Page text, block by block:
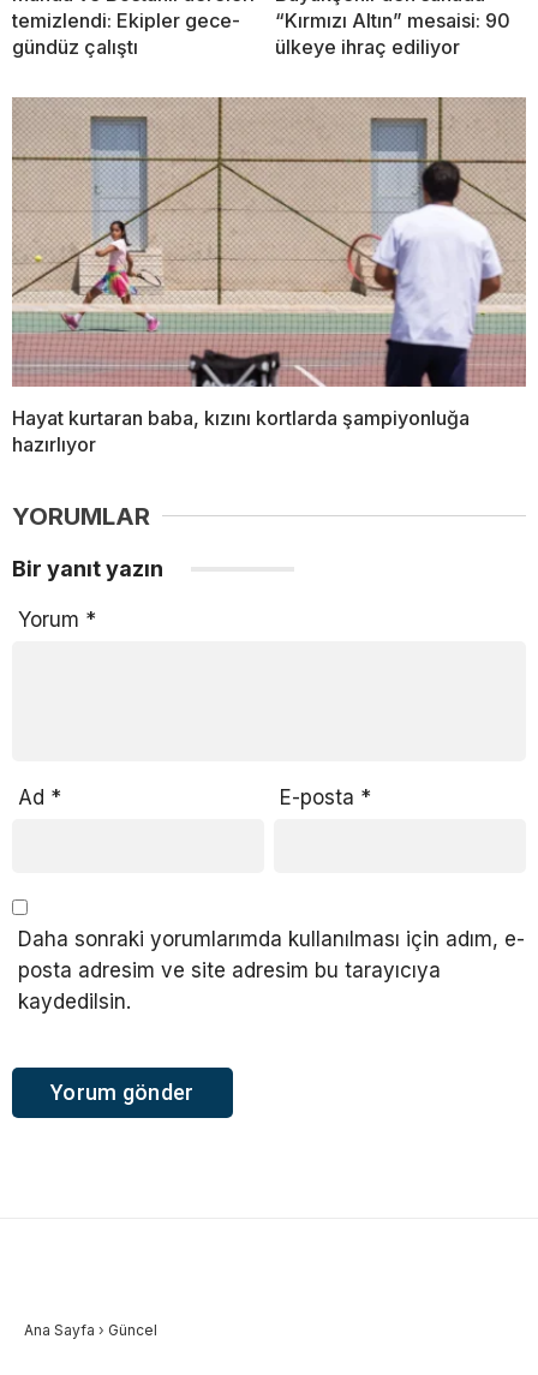
temizlendi: Ekipler gece-
gündüz çalıştı
“Kırmızı Altın” mesaisi: 90
ülkeye ihraç ediliyor
Hayat kurtaran baba, kızını kortlarda şampiyonluğa
hazırlıyor
YORUMLAR
Bir yanıt yazın
Yorum *
Ad * E-posta *
Daha sonraki yorumlarımda kullanılması için adım, e-
posta adresim ve site adresim bu tarayıcıya
kaydedilsin.
Ana Sayfa › Güncel